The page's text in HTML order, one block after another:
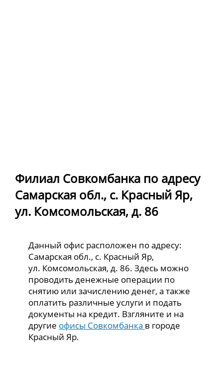
Филиал Совкомбанка по адресу
Самарская обл., с. Красный Яр,
ул. Комсомольская, д. 86
Данный офис расположен по адресу:
Самарская обл., с. Красный Яр,
ул. Комсомольская, д. 86. Здесь можно
проводить денежные операции по
снятию или зачислению денег, а также
оплатить различные услуги и подать
документы на кредит. Взгляните и на
другие офисы Совкомбанка в городе
Красный Яр.